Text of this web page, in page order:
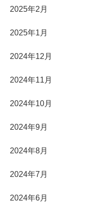
2025年2月
2025年1月
2024年12月
2024年11月
2024年10月
2024年9月
2024年8月
2024年7月
2024年6月